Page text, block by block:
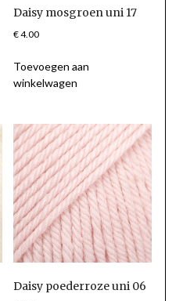
Daisy mosgroen uni 17
€4.00
Toevoegen aan
winkelwagen
Daisy poederroze uni 06